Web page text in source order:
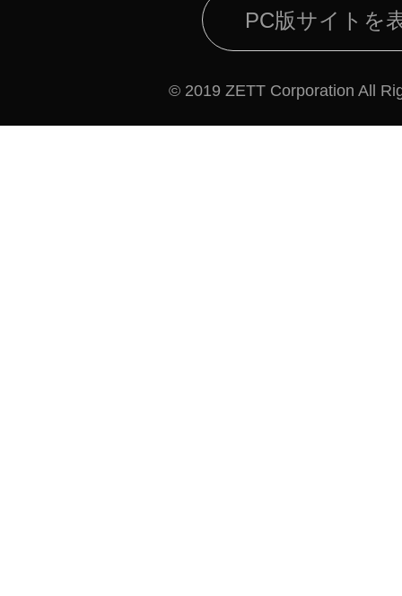
PC版サイトを
© 2019 ZETT Corporation All